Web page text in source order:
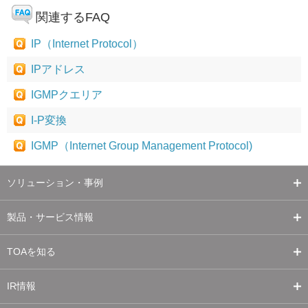
関連するFAQ
IP（Internet Protocol）
IPアドレス
IGMPクエリア
I-P変換
IGMP（Internet Group Management Protocol)
ソリューション・事例
製品・サービス情報
TOAを知る
IR情報